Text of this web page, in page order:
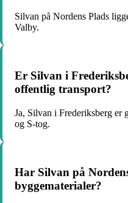
Silvan på Nordens Plads
Valby.
Er Silvan i
offentlig transport?
Ja, Silvan i Frederiksberg er
og S-tog.
Har Silvan på
byggematerialer?